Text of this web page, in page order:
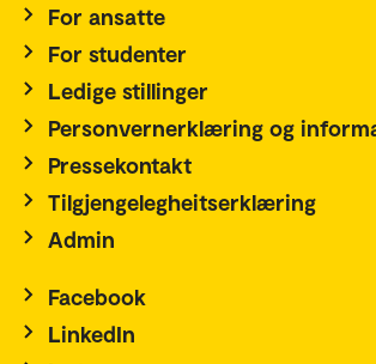
For ansatte
For studenter
Ledige stillinger
Personvernerklæring og
Pressekontakt
Tilgjengelegheitserklæring
Admin
Facebook
LinkedIn